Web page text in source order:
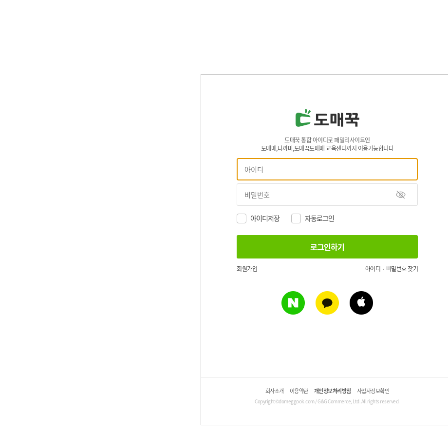
도매꾹 통합 아이디로 패밀리사이트인
도매매,나까마,도매꾹도매매 교육센터까지 이용가능합니다
아이디저장 자동로그인
회원가입 아이디 · 비밀번호 찾기
회사소개 이용약관 개인정보처리방침 사업자정보확인
Copyright©domeggook.com / G&G Commerce, Ltd. All rights reserved.